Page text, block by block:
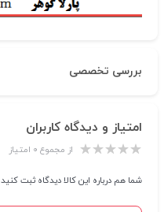
بررسی تخصصی
امتیاز و دیدگاه کاربران
از مجموع ۰ امتیاز
شما هم درباره این کالا دیدگاه ثبت کنید